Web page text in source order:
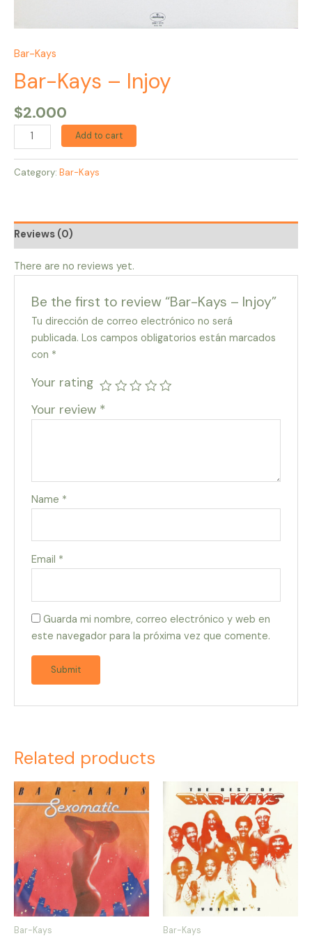
Bar-Kays
Bar-Kays – Injoy
$2.000
Add to cart
Category: Bar-Kays
Reviews (0)
There are no reviews yet.
Be the first to review “Bar-Kays – Injoy”
Tu dirección de correo electrónico no será
publicada. Los campos obligatorios están marcados
con *
Your rating
Your review *
Name *
Email *
Guarda mi nombre, correo electrónico y web en
este navegador para la próxima vez que comente.
Related products
Bar-Kays Bar-Kays